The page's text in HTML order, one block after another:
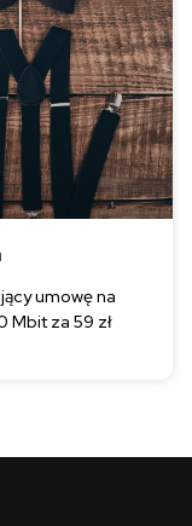
umowę na
Mbit za 59 zł